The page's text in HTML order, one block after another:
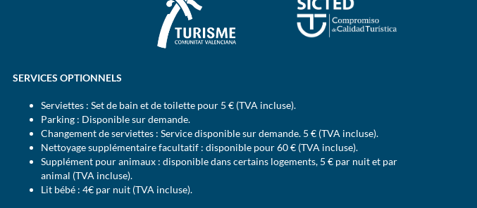
SERVICES OPTIONNELS
Serviettes : Set de bain et de toilette pour 5 € (TVA incluse).
Parking : Disponible sur demande.
Changement de serviettes : Service disponible sur demande. 5 € (TVA incluse).
Nettoyage supplémentaire facultatif : disponible pour 60 € (TVA incluse).
Supplément pour animaux : disponible dans certains logements, 5 € par nuit et par
animal (TVA incluse).
Lit bébé : 4€ par nuit (TVA incluse).